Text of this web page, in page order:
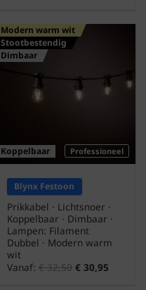
Professioneel
Modern warm wit
Stootbestendig
Dimbaar
Koppelbaar
Blynx Festoon
Prikkabel · Lichtsnoer ·
Koppelbaar · Dimbaar ·
Lampen: Filament
Dubbel · Modern warm
wit
Vanaf:€32,50 € 30,95